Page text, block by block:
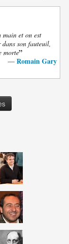
et on est
son fauteuil,
morte”
— Romain Gary